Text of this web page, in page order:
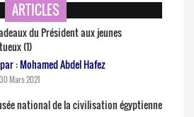
ARTICLES
du Président aux jeunes
(1)
: Mohamed Abdel Hafez
Mars 2021
national de la civilisation égyptienne